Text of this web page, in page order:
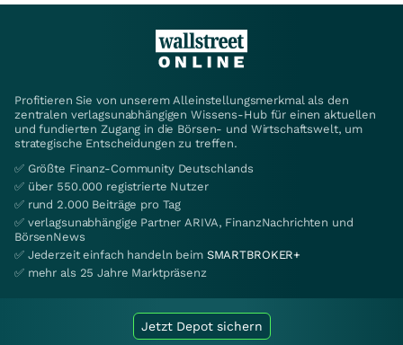
Profitieren Sie von unserem Alleinstellungsmerkmal als den
zentralen verlagsunabhängigen Wissens-Hub für einen aktuellen
und fundierten Zugang in die Börsen- und Wirtschaftswelt, um
strategische Entscheidungen zu treffen.
✅ Größte Finanz-Community Deutschlands
✅ über 550.000 registrierte Nutzer
✅ rund 2.000 Beiträge pro Tag
✅ verlagsunabhängige Partner ARIVA, FinanzNachrichten und
BörsenNews
✅ Jederzeit einfach handeln beim SMARTBROKER+
✅ mehr als 25 Jahre Marktpräsenz
Jetzt Depot sichern